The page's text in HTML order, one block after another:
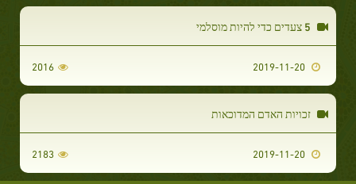
2016
זכויות האדם המדוכאות
2183